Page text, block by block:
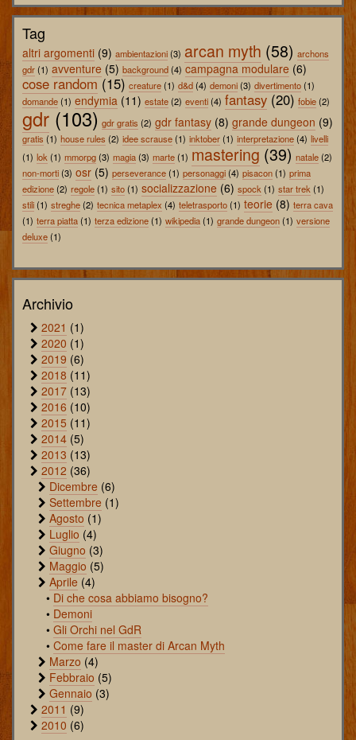
Tag
altri argomenti (9) ambientazioni(3) arcan myth (58) archons
gdr(1) avventure (5) background(4) campagna modulare (6)
cose random(15) creature(1) d&d(4) demoni(3) divertimento(1)
domande(1) endymia (11) estate(2) eventi(4) fantasy (20) fobie(2)
gdr (103) gdr gratis (2) gdr fantasy (8) grande dungeon (9)
gratis (1) house rules (2) idee scrause(1) inktober(1) interpretazione(4) livelli
(1) lok (1) mmorpg(3) magia(3) marte(1) mastering (39) natale(2)
non-morti(3) osr (5) perseverance(1) personaggi(4) pisacon(1) prima
edizione(2) regole(1) sito(1) socializzazione (6) spock (1) star trek (1)
stili(1) streghe(2) tecnica metaplex (4) teletrasporto(1) teorie (8) terra cava
(1) terra piatta(1) terza edizione(1) wikipedia(1) grande dungeon(1) versione
deluxe(1)
Archivio
2021 (1)
2020 (1)
2019 (6)
2018 (11)
2017 (13)
2016 (10)
2015 (11)
2014 (5)
2013 (13)
2012 (36)
Dicembre (6)
Settembre (1)
Agosto (1)
Luglio (4)
Giugno (3)
Maggio (5)
Aprile (4)
• Di che cosa abbiamo bisogno?
• Demoni
• Gli Orchi nel GdR
• Come fare il master di Arcan Myth
Marzo (4)
Febbraio (5)
Gennaio (3)
2011 (9)
2010 (6)